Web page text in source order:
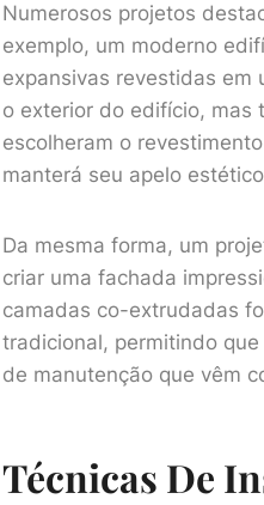
Numerosos projetos
exemplo, um moderno
expansivas revestidas em
o exterior do edifício, mas
escolheram o
manterá seu apelo
Da mesma forma, um
criar uma fachada
camadas co-extrudadas
tradicional, permitindo
de manutenção que vêm
Técnicas De